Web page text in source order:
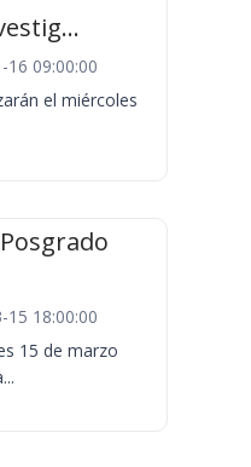
16 09:00:00
el miércoles
15 18:00:00
15 de marzo